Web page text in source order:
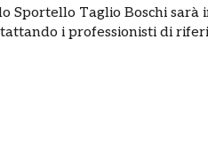
Sportello Taglio Boschi sarà
i professionisti di